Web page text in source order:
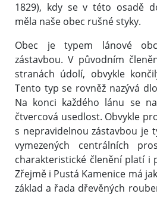
1829), kdy se v této osadě
měla naše obec rušné styky.
Obec je typem lánové
zástavbou. V původním
stranách údolí, obvykle
Tento typ se rovněž nazývá
Na konci každého lánu se
čtvercová usedlost. Obvykle
s nepravidelnou zástavbou je
vymezených centrálních
charakteristické členění platí i
Zřejmě i Pustá Kamenice má
základ a řada dřevěných